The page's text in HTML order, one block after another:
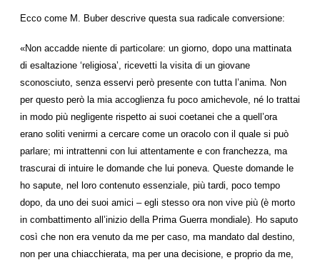
Ecco come M. Buber descrive questa sua radicale conversione:
«Non accadde niente di particolare: un giorno, dopo una mattinata
di esaltazione ‘religiosa’, ricevetti la visita di un giovane
sconosciuto, senza esservi però presente con tutta l’anima. Non
per questo però la mia accoglienza fu poco amichevole, né lo trattai
in modo più negligente rispetto ai suoi coetanei che a quell’ora
erano soliti venirmi a cercare come un oracolo con il quale si può
parlare; mi intrattenni con lui attentamente e con franchezza, ma
trascurai di intuire le domande che lui poneva. Queste domande le
ho sapute, nel loro contenuto essenziale, più tardi, poco tempo
dopo, da uno dei suoi amici – egli stesso ora non vive più (è morto
in combattimento all’inizio della Prima Guerra mondiale). Ho saputo
così che non era venuto da me per caso, ma mandato dal destino,
non per una chiacchierata, ma per una decisione, e proprio da me,